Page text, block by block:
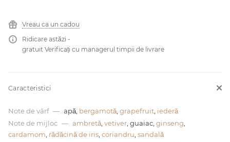
de leiVreau ca un cadou
Ridicare astăzi -
gratuit Verificați cu managerul timpii de livrare
Caracteristici
Note de vârf — apă, bergamotă grapefruit iederă
Note de mijloc — ambretă vetiver , guaiac, ginseng
cardamom rădăcină de iris coriandru sandală